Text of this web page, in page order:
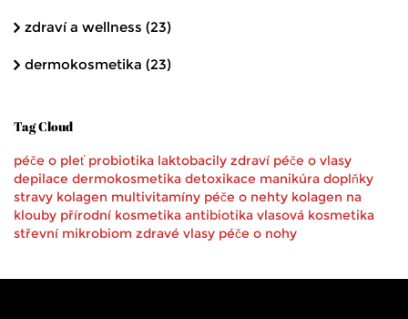
zdraví a wellness (23)
dermokosmetika (23)
Tag Cloud
péče o pleť probiotika laktobacily zdraví péče o vlasy
depilace dermokosmetika detoxikace manikúra doplňky
stravy kolagen multivitamíny péče o nehty kolagen na
klouby přírodní kosmetika antibiotika vlasová kosmetika
střevní mikrobiom zdravé vlasy péče o nohy